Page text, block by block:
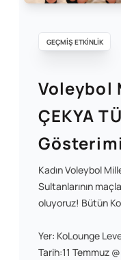
GEÇMİŞ ETKİNLİK
Voleybol
ÇEKYA
Gösterimi
Kadın Voleybol
Sultanlarının
oluyoruz! Bütün
Yer: KoLounge
Tarih:11 Temmuz